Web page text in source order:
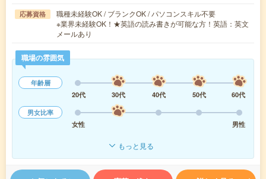
応募資格
職種未経験OK / ブランクOK / パソコンスキル不要
※業界未経験OK！★英語の読み書きが可能な方！英語：英文
メールあり
職場の雰囲気
年齢層
20代
30代 40代 50代
60代
男女比率
女性
男性
もっと見る